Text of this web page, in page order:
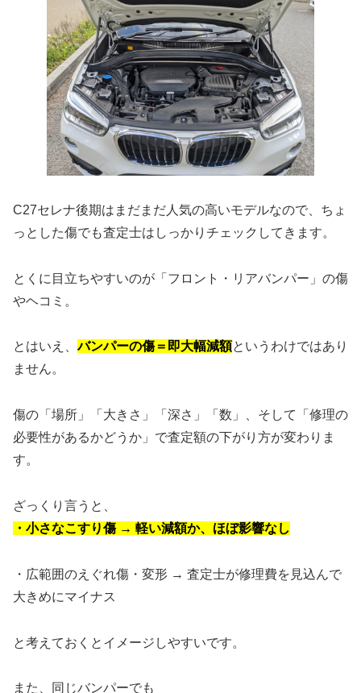
C27セレナ後期はまだまだ人気の高いモデルなので、ちょ
っとした傷でも査定士はしっかりチェックしてきます。
とくに目立ちやすいのが「フロント・リアバンパー」の傷
やヘコミ。
とはいえ、バンパーの傷＝即大幅減額というわけではあり
ません。
傷の「場所」「大きさ」「深さ」「数」、そして「修理の
必要性があるかどうか」で査定額の下がり方が変わりま
す。
ざっくり言うと、
・小さなこすり傷 → 軽い減額か、ほぼ影響なし
・広範囲のえぐれ傷・変形 → 査定士が修理費を見込んで
大きめにマイナス
と考えておくとイメージしやすいです。
また、同じバンパーでも